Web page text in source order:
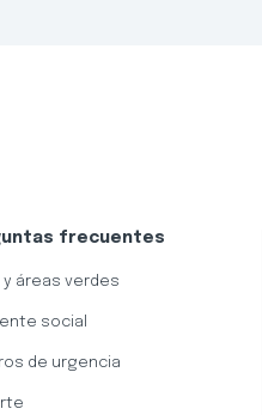
frecuentes
y áreas verdes
social
de urgencia